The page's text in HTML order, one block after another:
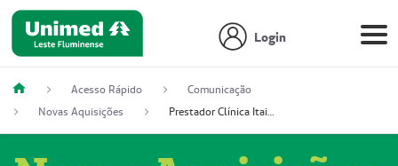
Login
Acesso Rápido
Comunicação
Novas Aquisições
Prestador Clínica Itaipú Ltda (51004348-2)